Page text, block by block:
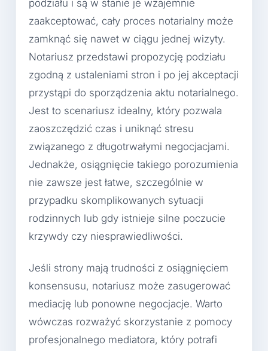
podziału i są w stanie je wzajemnie
zaakceptować, cały proces notarialny może
zamknąć się nawet w ciągu jednej wizyty.
Notariusz przedstawi propozycję podziału
zgodną z ustaleniami stron i po jej akceptacji
przystąpi do sporządzenia aktu notarialnego.
Jest to scenariusz idealny, który pozwala
zaoszczędzić czas i uniknąć stresu
związanego z długotrwałymi negocjacjami.
Jednakże, osiągnięcie takiego porozumienia
nie zawsze jest łatwe, szczególnie w
przypadku skomplikowanych sytuacji
rodzinnych lub gdy istnieje silne poczucie
krzywdy czy niesprawiedliwości.
Jeśli strony mają trudności z osiągnięciem
konsensusu, notariusz może zasugerować
mediację lub ponowne negocjacje. Warto
wówczas rozważyć skorzystanie z pomocy
profesjonalnego mediatora, który potrafi